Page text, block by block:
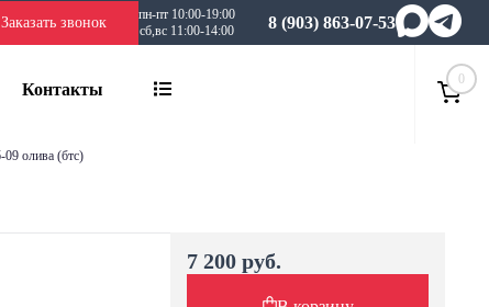
Заказать звонок
пн-пт 10:00-19:00
сб,вс 11:00-14:00
8 (903) 863-07-53
Контакты
0
09 олива (бтс)
7 200 руб.